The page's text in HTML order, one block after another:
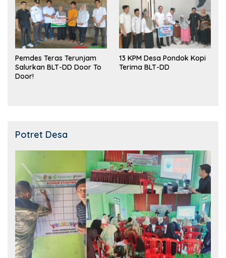
Pemdes Teras Terunjam
Salurkan BLT-DD Door To
Door!
13 KPM Desa Pondok Kopi
Terima BLT-DD
Potret Desa